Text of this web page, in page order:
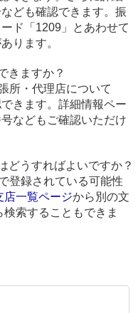
ども確認できます。振
ド「1209」とあわせて
ります。
きますか？
所・代理店について
きます。詳細情報ペー
などもご確認いただけ
どうすればよいですか？
登録されている可能性
店一覧ページから別の文
検索することもできま